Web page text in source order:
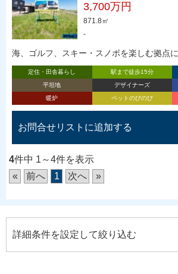
3,700万円
871.8㎡
-
海、ゴルフ、スキー・スノボを楽しむ拠点に
定住・田舎暮らし 駅まで徒歩15分
平坦地
デザイナーズ
暖炉
ペットのびのび
お問合せリストに追加する
4件中 1～4件を表示
«
前へ 1 次へ »
詳細条件を設定して絞り込む